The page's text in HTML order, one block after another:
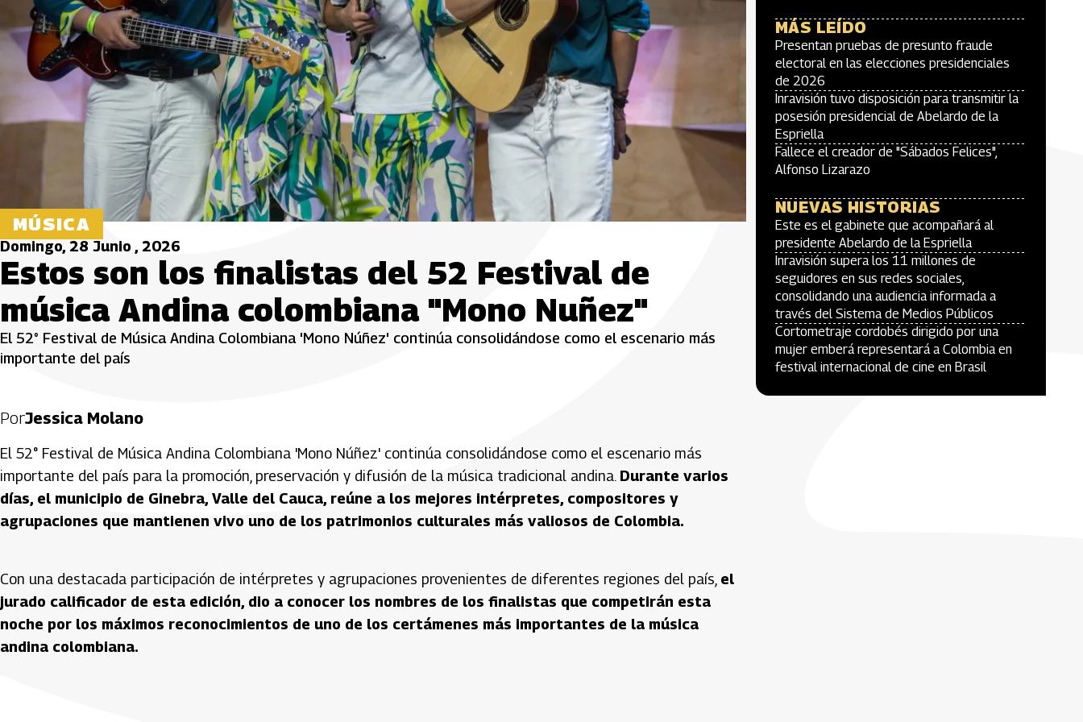
MÚSICA
Domingo, 28 Junio , 2026
Estos son los finalistas del 52 Festival de
música Andina colombiana "Mono Nuñez"
El 52° Festival de Música Andina Colombiana 'Mono Núñez' continúa consolidándose como el escenario más
importante del país
PorJessica Molano
El 52° Festival de Música Andina Colombiana 'Mono Núñez' continúa consolidándose como el escenario más
importante del país para la promoción, preservación y difusión de la música tradicional andina. Durante varios
días, el municipio de Ginebra, Valle del Cauca, reúne a los mejores intérpretes, compositores y
agrupaciones que mantienen vivo uno de los patrimonios culturales más valiosos de Colombia.
Con una destacada participación de intérpretes y agrupaciones provenientes de diferentes regiones del país, el
jurado calificador de esta edición, dio a conocer los nombres de los finalistas que competirán esta
noche por los máximos reconocimientos de uno de los certámenes más importantes de la música
andina colombiana.
MÁS LEÍDO
Presentan pruebas de presunto fraude
electoral en las elecciones presidenciales
de 2026
Inravisión tuvo disposición para transmitir la
posesión presidencial de Abelardo de la
Espriella
Fallece el creador de "Sábados Felices",
Alfonso Lizarazo
NUEVAS HISTORIAS
Este es el gabinete que acompañará al
presidente Abelardo de la Espriella
Inravisión supera los 11 millones de
seguidores en sus redes sociales,
consolidando una audiencia informada a
través del Sistema de Medios Públicos
Cortometraje cordobés dirigido por una
mujer emberá representará a Colombia en
festival internacional de cine en Brasil